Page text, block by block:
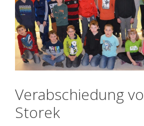
Verabschiedung
Storek